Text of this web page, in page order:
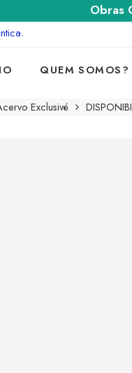
Obras
QUEM SOMOS?
Exclusivé